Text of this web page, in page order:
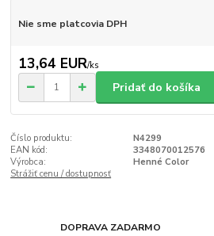
Nie sme platcovia DPH
13,64 EUR/ks
Pridať do košíka
Číslo produktu:
N4299
EAN kód:
3348070012576
Výrobca:
Henné Color
Strážiť cenu / dostupnosť
DOPRAVA ZADARMO